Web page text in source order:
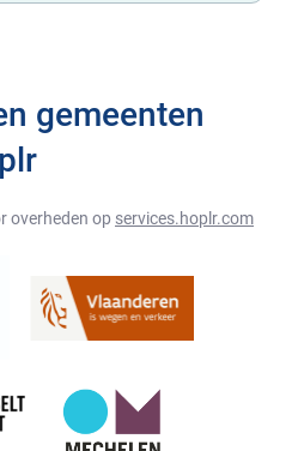
gemeenten
overheden op services.hoplr.com